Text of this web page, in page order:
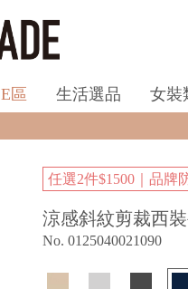
區 生活選品 女裝
任選2件$1500｜品牌
涼感斜紋剪裁西
No. 0125040021090